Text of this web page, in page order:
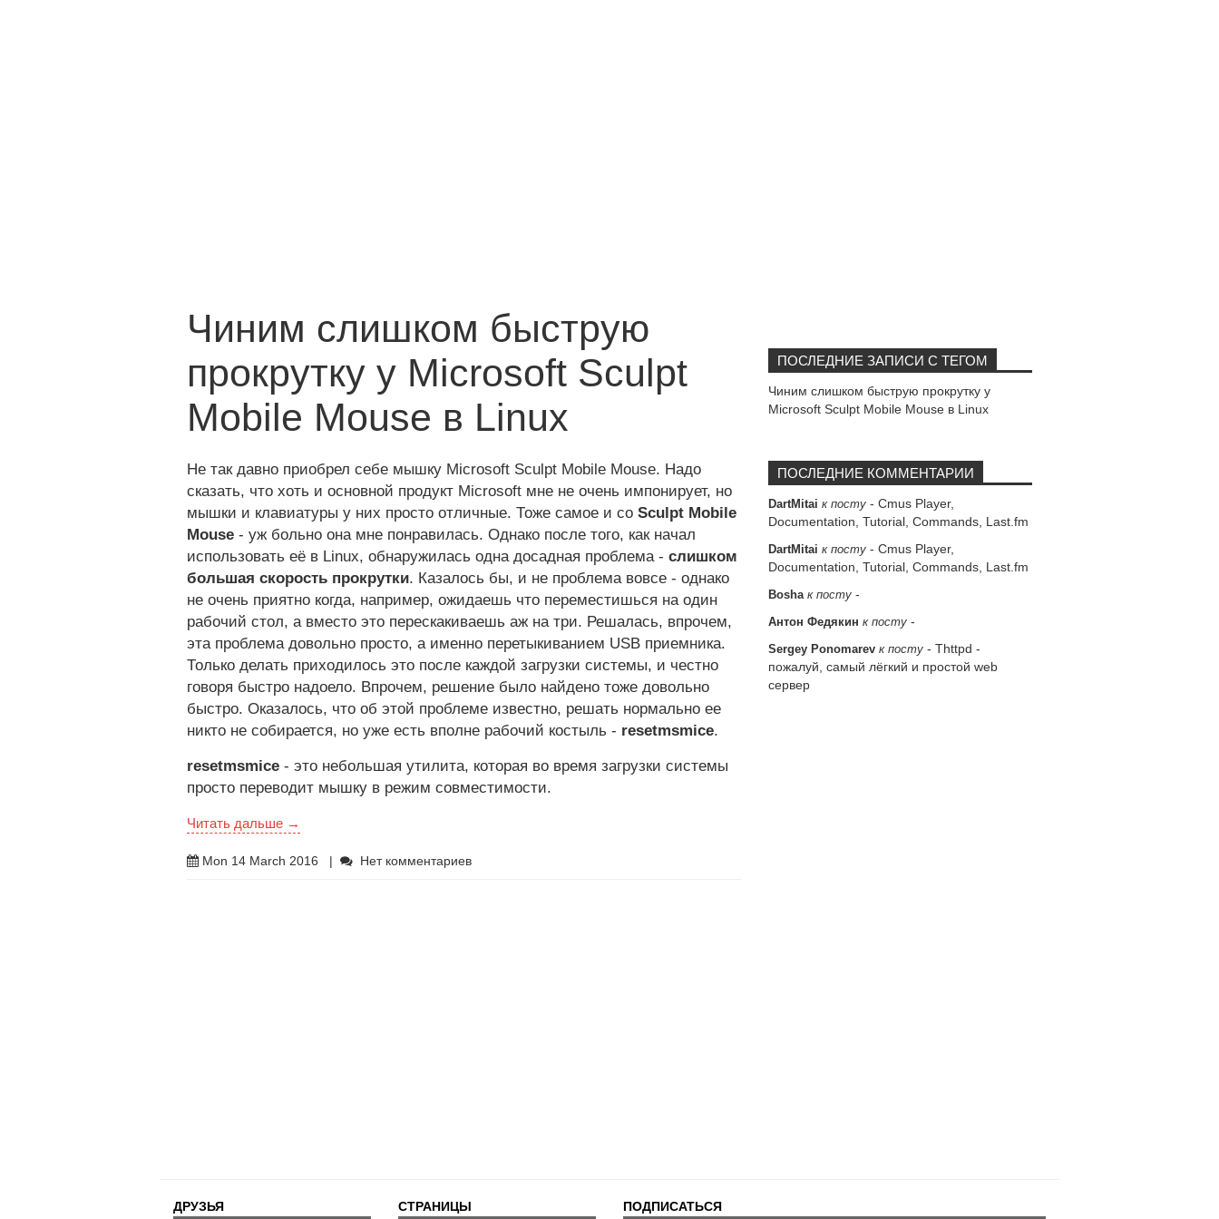
Чиним слишком быструю
прокрутку у Microsoft Sculpt
Mobile Mouse в Linux
Не так давно приобрел себе мышку Microsoft Sculpt Mobile Mouse. Надо
сказать, что хоть и основной продукт Microsoft мне не очень импонирует, но
мышки и клавиатуры у них просто отличные. Тоже самое и со Sculpt Mobile
Mouse - уж больно она мне понравилась. Однако после того, как начал
использовать её в Linux, обнаружилась одна досадная проблема - слишком
большая скорость прокрутки. Казалось бы, и не проблема вовсе - однако
не очень приятно когда, например, ожидаешь что переместишься на один
рабочий стол, а вместо это перескакиваешь аж на три. Решалась, впрочем,
эта проблема довольно просто, а именно перетыкиванием USB приемника.
Только делать приходилось это после каждой загрузки системы, и честно
говоря быстро надоело. Впрочем, решение было найдено тоже довольно
быстро. Оказалось, что об этой проблеме известно, решать нормально ее
никто не собирается, но уже есть вполне рабочий костыль - resetmsmice.
resetmsmice - это небольшая утилита, которая во время загрузки системы
просто переводит мышку в режим совместимости.
Читать дальше →
Mon 14 March 2016 Нет комментариев
ПОСЛЕДНИЕ ЗАПИСИ С ТЕГОМ
Чиним слишком быструю прокрутку у
Microsoft Sculpt Mobile Mouse в Linux
ПОСЛЕДНИЕ КОММЕНТАРИИ
DartMitai к посту -Cmus Player,
Documentation, Tutorial, Commands, Last.fm
DartMitai к посту -Cmus Player,
Documentation, Tutorial, Commands, Last.fm
Bosha к посту -
Антон Федякин к посту -
Sergey Ponomarev к посту -Thttpd -
пожалуй, самый лёгкий и простой web
сервер
ДРУЗЬЯ СТРАНИЦЫ ПОДПИСАТЬСЯ